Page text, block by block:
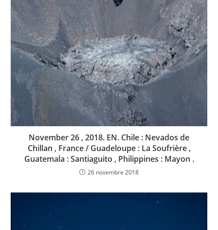
November 26 , 2018. EN. Chile : Nevados de
Chillan , France / Guadeloupe : La Soufrière ,
Guatemala : Santiaguito , Philippines : Mayon .
26 novembre 2018